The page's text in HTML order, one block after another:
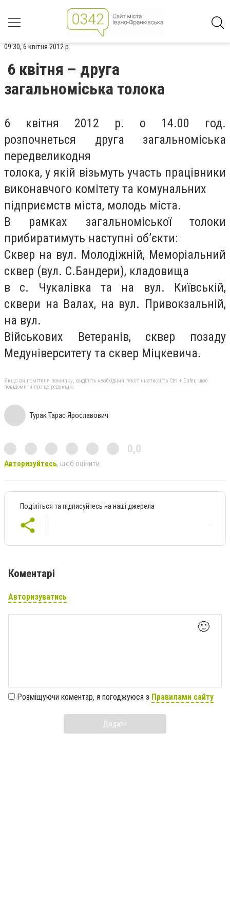
09:30, 6 квітня 2012 р.
6 квітня – друга
загальноміська толока
6 квітня 2012 р. о 14.00 год.
розпочнеться друга загальноміська
передвеликодня
толока, у якій візьмуть участь працівники
виконавчого комітету та комунальних
підприємств міста, молодь міста.
В рамках загальноміської толоки
прибиратимуть наступні об’єкти:
Сквер на вул. Молодіжній, Меморіальний
сквер (вул. С.Бандери), кладовища
в с. Чукалівка та на вул. Київській,
сквери на Валах, на вул. Привокзальній,
на вул.
Військових Ветеранів, сквер позаду
Медуніверситету та сквер Міцкевича.
Якщо ви помітили помилку, виділіть необхідний текст і натисніть Ctrl + Enter, щоб
повідомити про це редакцію
Турак Тарас Ярославович
0,0
Авторизуйтесь, щоб оцінити
Поділіться та підписуйтесь на наші джерела
Коментарі
Авторизуватись
🙂
Розміщуючи коментар, я погоджуюся з Правилами сайту
Додати